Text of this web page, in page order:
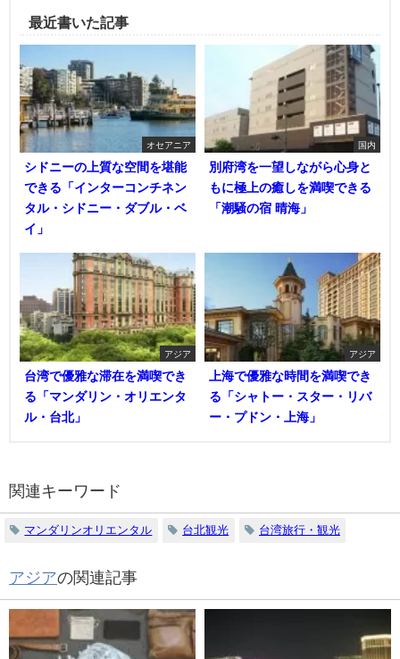
最近書いた記事
オセアニア
シドニーの上質な空間を堪能
できる「インターコンチネン
タル・シドニー・ダブル・ベ
イ」
国内
別府湾を一望しながら心身と
もに極上の癒しを満喫できる
「潮騒の宿 晴海」
アジア
台湾で優雅な滞在を満喫でき
る「マンダリン・オリエンタ
ル・台北」
アジア
上海で優雅な時間を満喫でき
る「シャトー・スター・リバ
ー・プドン・上海」
関連キーワード
マンダリンオリエンタル 台北観光 台湾旅行・観光
アジアの関連記事